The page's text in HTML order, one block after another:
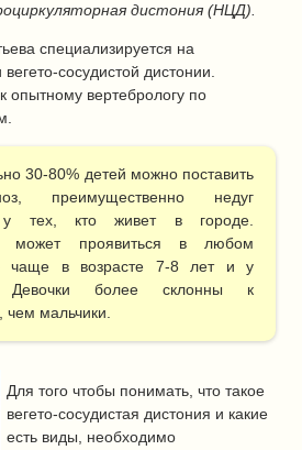
дистония (НЦД).
специализируется на
сосудистой дистонии.
опытному вертебрологу по
30-80% детей можно поставить
преимущественно недуг
у тех, кто живет в городе.
может проявиться в любом
чаще в возрасте 7-8 лет и у
Девочки более склонны к
мальчики.
Для того чтобы понимать, что такое
вегето-сосудистая дистония и какие
есть виды, необходимо